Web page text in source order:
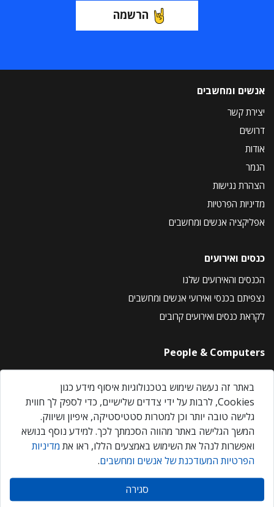
הרשמה
אנשים ומחשבים
יצירת קשר
דרושים
אודות
הנמר
הצהרת נגישות
מדיניות הפרטיות
אפליקציה אנשים ומחשבים
כנסים ואירועים
הכנסים והאירועים שלנו
נצפיתם בכנסי ואירועי אנשים ומחשבים
לקראת כנסים ואירועים קרובים
People & Computers
About Us
Privacy Policy
Contact Us
Our Events
אנשים ומחשבים © 2026 – כל הזכויות שמורות
באתר זה נעשה שימוש בטכנולוגיות איסוף מידע כגון
Cookies, לרבות על ידי צדדים שלישיים, כדי לספק לך חווית
גלישה טובה יותר וכן למטרות סטטיסטיקה, איפיון ושיווק.
המשך הגלישה באתר מהווה הסכמתך לכך. למידע נוסף בנושא
ואפשרות לנהל את השימוש באמצעים הללו, ראו את מדיניות
הפרטיות המעודכנת של אנשים ומחשבים.
סגירה